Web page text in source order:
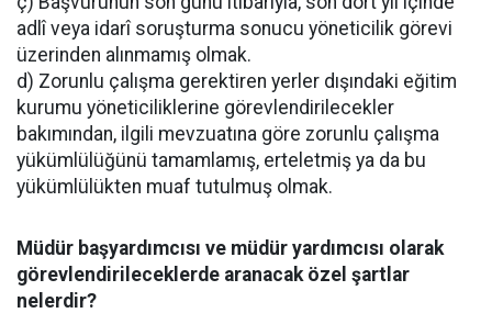
adlî veya idarî soruşturma sonucu yöneticilik görevi
üzerinden alınmamış olmak.
d) Zorunlu çalışma gerektiren yerler dışındaki eğitim
kurumu yöneticiliklerine görevlendirilecekler
bakımından, ilgili mevzuatına göre zorunlu çalışma
yükümlülüğünü tamamlamış, erteletmiş ya da bu
yükümlülükten muaf tutulmuş olmak.
Müdür başyardımcısı ve müdür yardımcısı olarak
görevlendirileceklerde aranacak özel şartlar
nelerdir?